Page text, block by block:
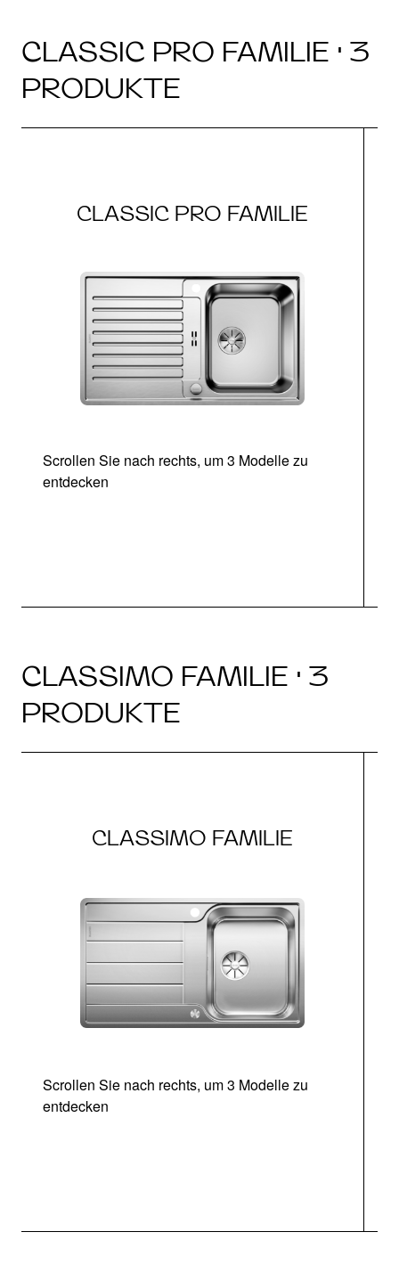
CLASSIC PRO FAMILIE · 3
PRODUKTE
CLASSIC PRO FAMILIE
Scrollen Sie nach rechts, um 3 Modelle zu
entdecken
CLASSIMO FAMILIE · 3
PRODUKTE
CLASSIMO FAMILIE
Scrollen Sie nach rechts, um 3 Modelle zu
entdecken